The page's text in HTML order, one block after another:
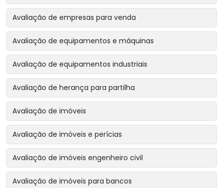
Avaliação de empresas para venda
Avaliação de equipamentos e máquinas
Avaliação de equipamentos industriais
Avaliação de herança para partilha
Avaliação de imóveis
Avaliação de imóveis e perícias
Avaliação de imóveis engenheiro civil
Avaliação de imóveis para bancos